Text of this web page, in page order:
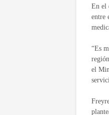
En el
entre
“Es
el